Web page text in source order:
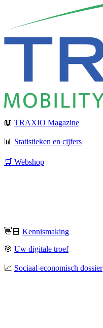
📖 TRAXIO Magazine
📊 Statistieken en cijfers
🛒 Webshop
👋🏻 Kennismaking
🎯 Uw digitale troef
📈 Sociaal-economisch dossier